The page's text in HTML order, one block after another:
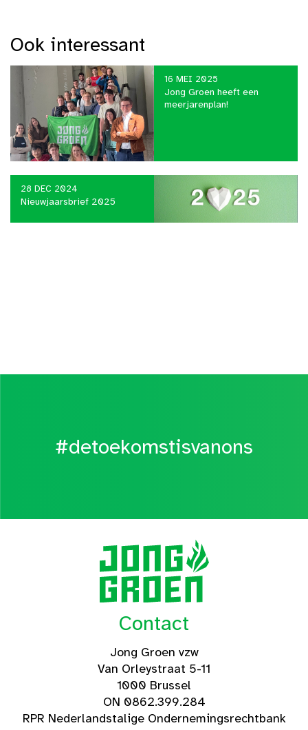
Ook interessant
16 MEI 2025
Jong Groen heeft een
meerjarenplan!
28 DEC 2024
Nieuwjaarsbrief 2025
#detoekomstisvanons
Contact
Jong Groen vzw
Van Orleystraat 5-11
1000 Brussel
ON 0862.399.284
RPR Nederlandstalige Ondernemingsrechtbank